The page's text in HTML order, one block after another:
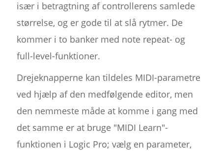
især i betragtning af controllerens samlede
størrelse, og er gode til at slå rytmer. De
kommer i to banker med note repeat- og
full-level-funktioner.
Drejeknapperne kan tildeles MIDI-parametre
ved hjælp af den medfølgende editor, men
den nemmeste måde at komme i gang med
det samme er at bruge "MIDI Learn"-
funktionen i Logic Pro; vælg en parameter,